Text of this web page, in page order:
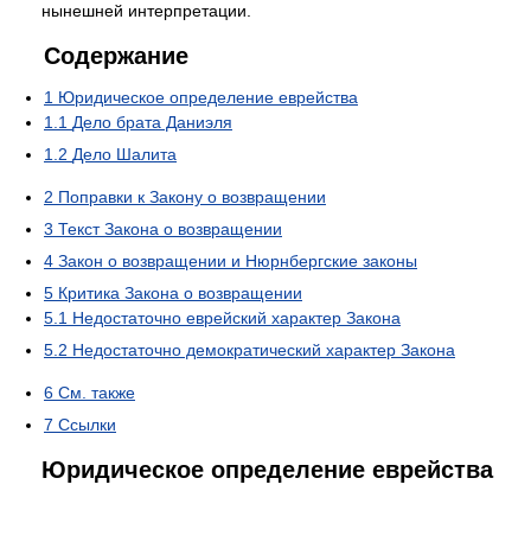
нынешней интерпретации.
Содержание
1 Юридическое определение еврейства
1.1 Дело брата Даниэля
1.2 Дело Шалита
2 Поправки к Закону о возвращении
3 Текст Закона о возвращении
4 Закон о возвращении и Нюрнбергские законы
5 Критика Закона о возвращении
5.1 Недостаточно еврейский характер Закона
5.2 Недостаточно демократический характер Закона
6 См. также
7 Ссылки
Юридическое определение еврейства